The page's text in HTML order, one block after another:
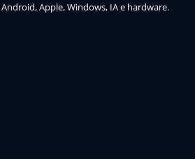
Apple, Windows, IA e hardware.